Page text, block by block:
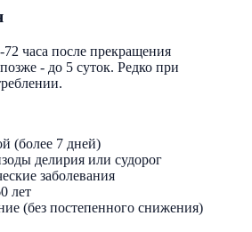
часа после прекращения
- до 5 суток. Редко при
(более 7 дней)
делирия или судорог
заболевания
лет
(без постепенного снижения)